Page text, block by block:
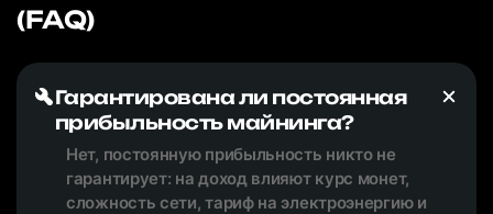
(FAQ)
Гарантирована ли постоянная
прибыльность майнинга?
Нет, постоянную прибыльность никто не
гарантирует: на доход влияют курс монет,
сложность сети, тариф на электроэнергию и